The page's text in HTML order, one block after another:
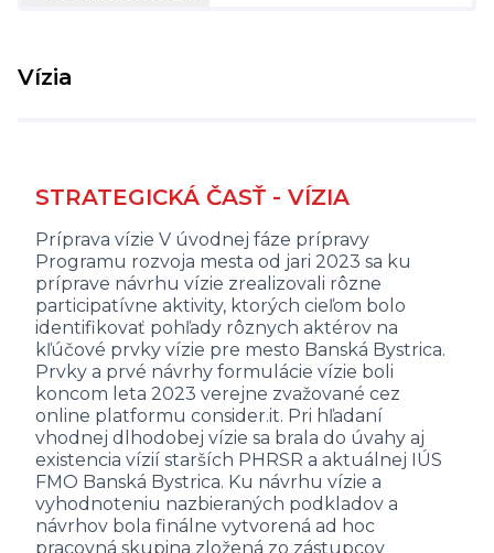
Vízia
STRATEGICKÁ ČASŤ - VÍZIA
Príprava vízie V úvodnej fáze prípravy
Programu rozvoja mesta od jari 2023 sa ku
príprave návrhu vízie zrealizovali rôzne
participatívne aktivity, ktorých cieľom bolo
identifikovať pohľady rôznych aktérov na
kľúčové prvky vízie pre mesto Banská Bystrica.
Prvky a prvé návrhy formulácie vízie boli
koncom leta 2023 verejne zvažované cez
online platformu consider.it. Pri hľadaní
vhodnej dlhodobej vízie sa brala do úvahy aj
existencia vízií starších PHRSR a aktuálnej IÚS
FMO Banská Bystrica. Ku návrhu vízie a
vyhodnoteniu nazbieraných podkladov a
návrhov bola finálne vytvorená ad hoc
pracovná skupina zložená zo zástupcov